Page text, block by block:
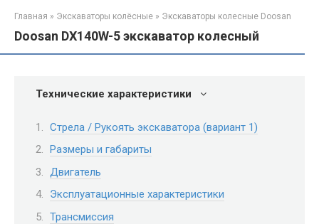
Главная » Экскаваторы колёсные » Экскаваторы колесные Doosan
Doosan DX140W-5 экскаватор колесный
Технические характеристики
Стрела / Рукоять экскаватора (вариант 1)
Размеры и габариты
Двигатель
Эксплуатационные характеристики
Трансмиссия